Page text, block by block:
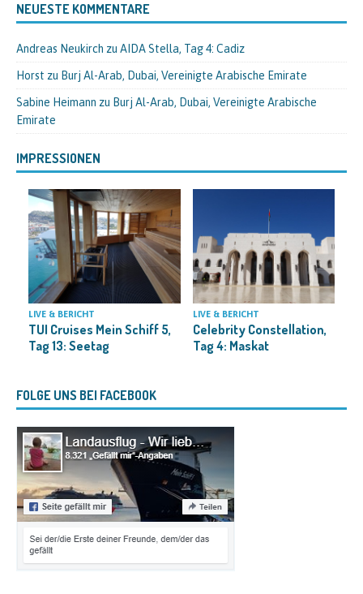
NEUESTE KOMMENTARE
Andreas Neukirch zuAIDA Stella, Tag 4: Cadiz
Horst zu Burj Al-Arab, Dubai, Vereinigte Arabische Emirate
Sabine Heimann zu Burj Al-Arab, Dubai, Vereinigte Arabische
Emirate
IMPRESSIONEN
LIVE & BERICHT
TUI Cruises Mein Schiff 5,
Tag 13: Seetag
LIVE & BERICHT
Celebrity Constellation,
Tag 4: Maskat
FOLGE UNS BEI FACEBOOK